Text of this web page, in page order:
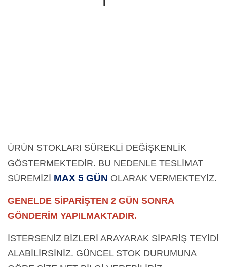
ÜRÜN STOKLARI SÜREKLİ DEĞİŞKENLİK
GÖSTERMEKTEDİR. BU NEDENLE TESLİMAT
SÜREMİZİ MAX 5 GÜN OLARAK VERMEKTEYİZ.
GENELDE SİPARİŞTEN 2 GÜN SONRA
GÖNDERİM YAPILMAKTADIR.
İSTERSENİZ BİZLERİ ARAYARAK SİPARİŞ TEYİDİ
ALABİLİRSİNİZ. GÜNCEL STOK DURUMUNA